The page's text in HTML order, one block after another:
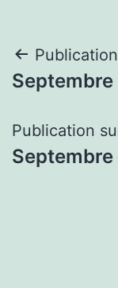
de
l’article
Publication